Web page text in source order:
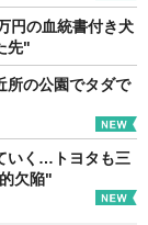
円の血統書付き犬
先"
所の公園でタダで
いく…トヨタも三
欠陥"